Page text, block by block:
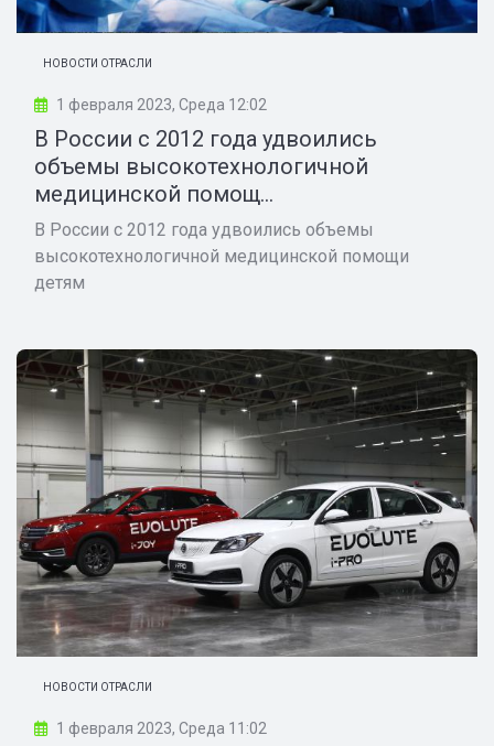
НОВОСТИ ОТРАСЛИ
1 февраля 2023, Среда 12:02
В России с 2012 года удвоились
объемы высокотехнологичной
медицинской помощ...
В России с 2012 года удвоились объемы
высокотехнологичной медицинской помощи
детям
НОВОСТИ ОТРАСЛИ
1 февраля 2023, Среда 11:02